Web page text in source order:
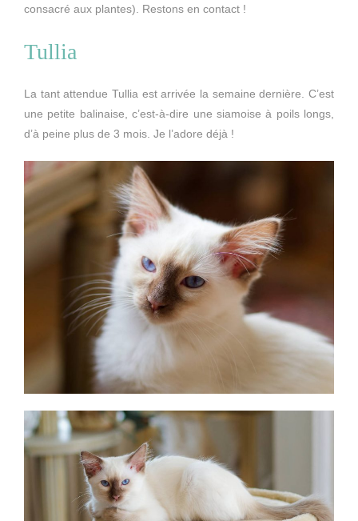
consacré aux plantes). Restons en contact !
Tullia
La tant attendue Tullia est arrivée la semaine dernière. C’est
une petite balinaise, c’est-à-dire une siamoise à poils longs,
d’à peine plus de 3 mois. Je l’adore déjà !